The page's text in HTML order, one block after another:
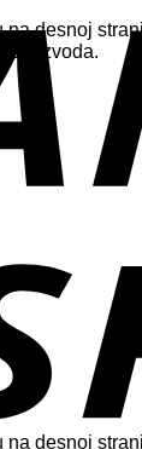
desnoj
proizvoda.
desnoj